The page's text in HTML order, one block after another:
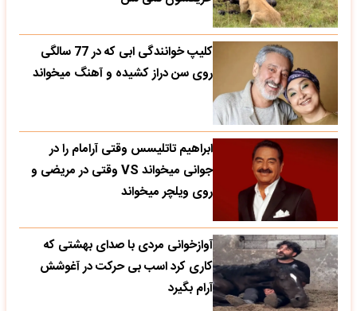
کلیپ خوانندگی ابی که در 77 سالگی
روی سن دراز کشیده و آهنگ میخواند
ابراهیم تاتلیسس وقتی آرامام را در
جوانی میخواند VS وقتی در مریضی و
روی ویلچر میخواند
آوازخوانی مردی با صدای بهشتی که
کاری کرد اسب بی حرکت در آغوشش
آرام بگیرد